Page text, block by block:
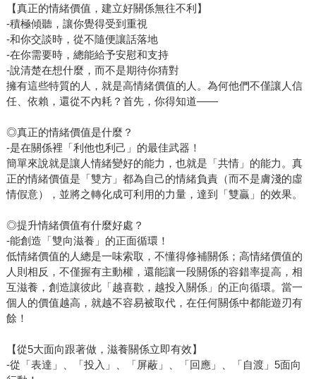
【真正的情緒價值，建立好關係無往不利】
-積極傾聽，讓你覺得受到重視
-和你交談時，從不隨便讓話落地
-在你需要時，總能給予安慰和支持
-說清楚在想什麼，而不是期待你猜對
擁有這些特質的人，就是高情緒價值的人。為何他們不僅讓人信
任、依賴，還從不內耗？首先，你得知道——
◎真正的情緒價值是什麼？
-是在關係裡「利他也利己」的最佳武器！
簡單來說就是讓人情緒變好的能力，也就是「共情」的能力。真
正的情緒價值是「雙方」都為自己的情緒負責（而不是膚淺的虛
情假意），並將之轉化成可利用的力量，達到「雙贏」的效果。
◎提升情緒價值有什麼好處？
-能創造「雙向滋養」的正面循環！
低情緒價值的人總是一味索取，不懂得修補關係；高情緒價值的
人則相反，不僅握有主動權，還能讓一段關係的容錯率提高，相
互滋養，創造讓彼此「越喜歡，越投入關係」的正向循環。當一
個人的價值越高，就越不容易被取代，在任何關係中都能遊刃有
餘！
【從5大面向跟著做，滋養關係立即有效】
-從「表達」、「投入」、「屏蔽」、「回應」、「自渡」5面向